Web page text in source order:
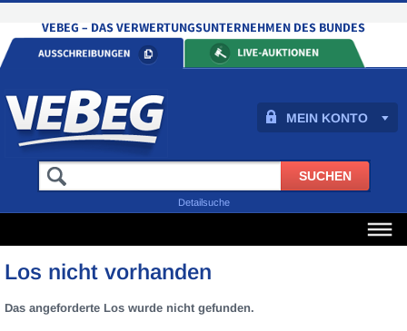
MEIN KONTO
Detailsuche
Los nicht vorhanden
Das angeforderte Los wurde nicht gefunden.